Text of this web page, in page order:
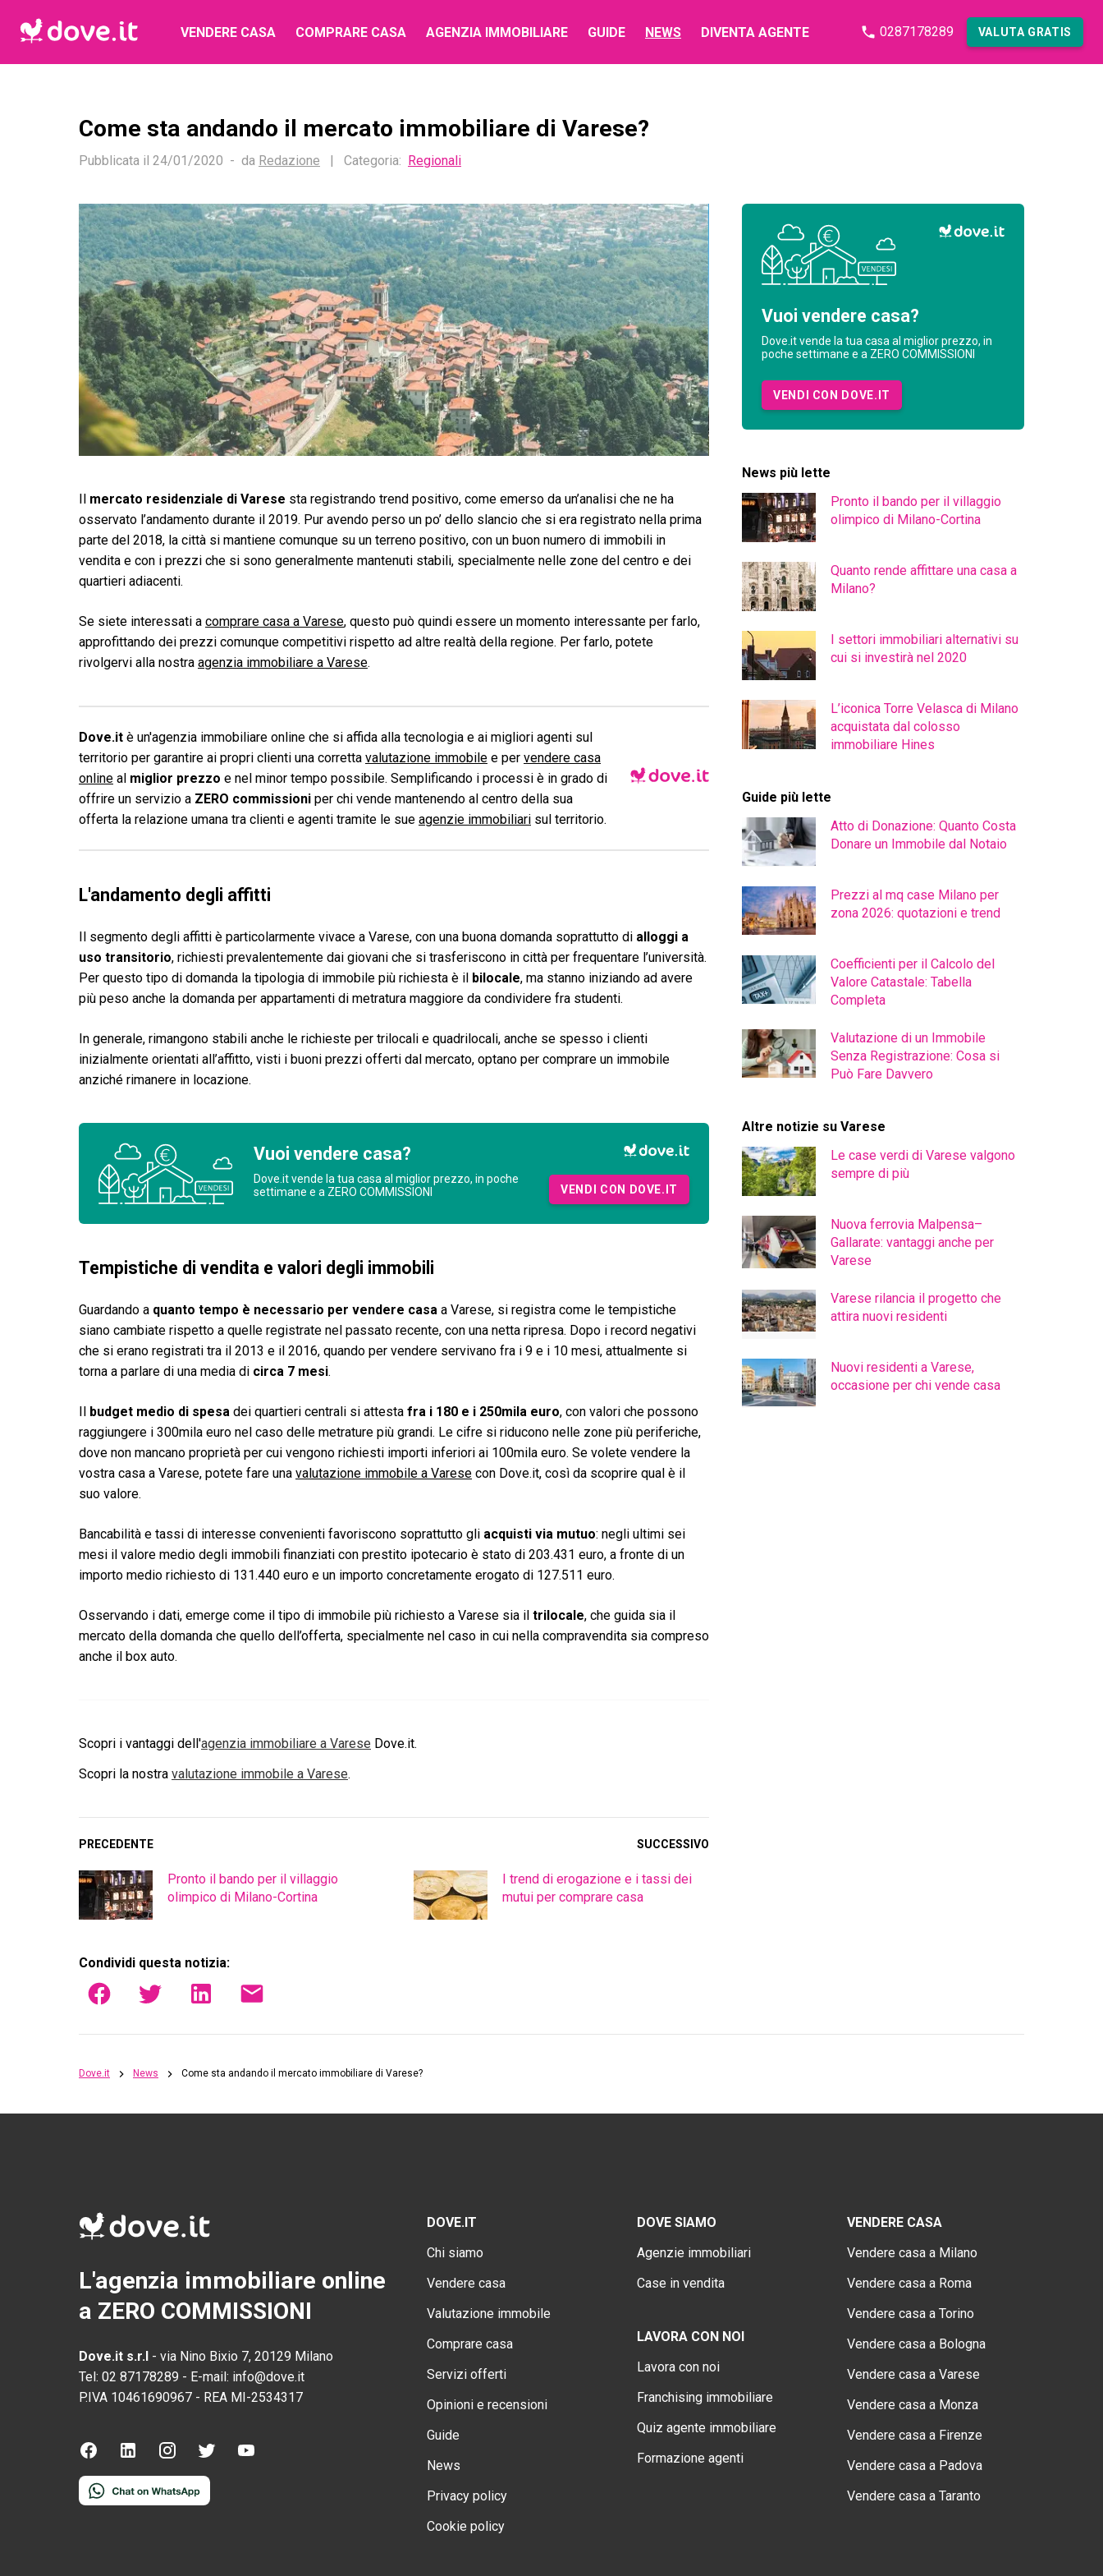
VENDERE CASA COMPRARE CASA AGENZIA IMMOBILIARE GUIDE NEWS DIVENTA AGENTE 0287178289 VALUTA GRATIS
Come sta andando il mercato immobiliare di Varese?
Pubblicata il 24/01/2020 da Redazione | Categoria: Regionali
Il mercato residenziale di Varese sta registrando trend positivo, come emerso da un’analisi che ne ha
osservato l’andamento durante il 2019. Pur avendo perso un po’ dello slancio che si era registrato nella prima
parte del 2018, la città si mantiene comunque su un terreno positivo, con un buon numero di immobili in
vendita e con i prezzi che si sono generalmente mantenuti stabili, specialmente nelle zone del centro e dei
quartieri adiacenti.
Se siete interessati a comprare casa a Varese, questo può quindi essere un momento interessante per farlo,
approfittando dei prezzi comunque competitivi rispetto ad altre realtà della regione. Per farlo, potete
rivolgervi alla nostra agenzia immobiliare a Varese.
Dove.it è un'agenzia immobiliare online che si affida alla tecnologia e ai migliori agenti sul
territorio per garantire ai propri clienti una corretta valutazione immobile e per vendere casa
online al miglior prezzo e nel minor tempo possibile. Semplificando i processi è in grado di
offrire un servizio a ZERO commissioni per chi vende mantenendo al centro della sua
offerta la relazione umana tra clienti e agenti tramite le sue agenzie immobiliari sul territorio.
L'andamento degli affitti
Il segmento degli affitti è particolarmente vivace a Varese, con una buona domanda soprattutto di alloggi a
uso transitorio, richiesti prevalentemente dai giovani che si trasferiscono in città per frequentare l’università.
Per questo tipo di domanda la tipologia di immobile più richiesta è il bilocale, ma stanno iniziando ad avere
più peso anche la domanda per appartamenti di metratura maggiore da condividere fra studenti.
In generale, rimangono stabili anche le richieste per trilocali e quadrilocali, anche se spesso i clienti
inizialmente orientati all’affitto, visti i buoni prezzi offerti dal mercato, optano per comprare un immobile
anziché rimanere in locazione.
Vuoi vendere casa?
Dove.it vende la tua casa al miglior prezzo, in poche
settimane e a ZERO COMMISSIONI
VENDI CON DOVE.IT
Tempistiche di vendita e valori degli immobili
Guardando a quanto tempo è necessario per vendere casa a Varese, si registra come le tempistiche
siano cambiate rispetto a quelle registrate nel passato recente, con una netta ripresa. Dopo i record negativi
che si erano registrati tra il 2013 e il 2016, quando per vendere servivano fra i 9 e i 10 mesi, attualmente si
torna a parlare di una media di circa 7 mesi.
Il budget medio di spesa dei quartieri centrali si attesta fra i 180 e i 250mila euro, con valori che possono
raggiungere i 300mila euro nel caso delle metrature più grandi. Le cifre si riducono nelle zone più periferiche,
dove non mancano proprietà per cui vengono richiesti importi inferiori ai 100mila euro. Se volete vendere la
vostra casa a Varese, potete fare una valutazione immobile a Varese con Dove.it, così da scoprire qual è il
suo valore.
Bancabilità e tassi di interesse convenienti favoriscono soprattutto gli acquisti via mutuo: negli ultimi sei
mesi il valore medio degli immobili finanziati con prestito ipotecario è stato di 203.431 euro, a fronte di un
importo medio richiesto di 131.440 euro e un importo concretamente erogato di 127.511 euro.
Osservando i dati, emerge come il tipo di immobile più richiesto a Varese sia il trilocale, che guida sia il
mercato della domanda che quello dell’offerta, specialmente nel caso in cui nella compravendita sia compreso
anche il box auto.
Scopri i vantaggi dell'agenzia immobiliare a Varese Dove.it.
Scopri la nostra valutazione immobile a Varese.
PRECEDENTE
Pronto il bando per il villaggio
olimpico di Milano-Cortina
SUCCESSIVO
I trend di erogazione e i tassi dei
mutui per comprare casa
Condividi questa notizia:
Vuoi vendere casa?
Dove.it vende la tua casa al miglior prezzo, in
poche settimane e a ZERO COMMISSIONI
VENDI CON DOVE.IT
News più lette
Pronto il bando per il villaggio
olimpico di Milano-Cortina
Quanto rende affittare una casa a
Milano?
I settori immobiliari alternativi su
cui si investirà nel 2020
L’iconica Torre Velasca di Milano
acquistata dal colosso
immobiliare Hines
Guide più lette
Atto di Donazione: Quanto Costa
Donare un Immobile dal Notaio
Prezzi al mq case Milano per
zona 2026: quotazioni e trend
Coefficienti per il Calcolo del
Valore Catastale: Tabella
Completa
Valutazione di un Immobile
Senza Registrazione: Cosa si
Può Fare Davvero
Altre notizie su Varese
Le case verdi di Varese valgono
sempre di più
Nuova ferrovia Malpensa–
Gallarate: vantaggi anche per
Varese
Varese rilancia il progetto che
attira nuovi residenti
Nuovi residenti a Varese,
occasione per chi vende casa
Dove.it News Come sta andando il mercato immobiliare di Varese?
L'agenzia immobiliare online
a ZERO COMMISSIONI
Dove.it s.r.l - via Nino Bixio 7, 20129 Milano
Tel: 02 87178289 - E-mail: info@dove.it
P.IVA 10461690967 - REA MI-2534317
DOVE.IT
Chi siamo
Vendere casa
Valutazione immobile
Comprare casa
Servizi offerti
Opinioni e recensioni
Guide
News
Privacy policy
Cookie policy
DOVE SIAMO
Agenzie immobiliari
Case in vendita
LAVORA CON NOI
Lavora con noi
Franchising immobiliare
Quiz agente immobiliare
Formazione agenti
VENDERE CASA
Vendere casa a Milano
Vendere casa a Roma
Vendere casa a Torino
Vendere casa a Bologna
Vendere casa a Varese
Vendere casa a Monza
Vendere casa a Firenze
Vendere casa a Padova
Vendere casa a Taranto